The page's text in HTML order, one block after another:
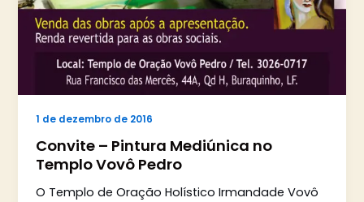
1 de dezembro de 2016
Convite – Pintura Mediúnica no
Templo Vovô Pedro
O Templo de Oração Holístico Irmandade Vovô